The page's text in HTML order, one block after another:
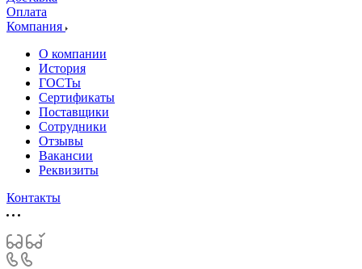
Оплата
Компания
О компании
История
ГОСТы
Сертификаты
Поставщики
Сотрудники
Отзывы
Вакансии
Реквизиты
Контакты